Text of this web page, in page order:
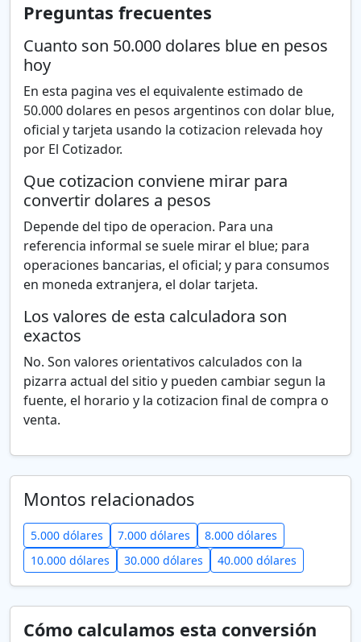
Preguntas frecuentes
Cuanto son 50.000 dolares blue en pesos
hoy
En esta pagina ves el equivalente estimado de
50.000 dolares en pesos argentinos con dolar blue,
oficial y tarjeta usando la cotizacion relevada hoy
por El Cotizador.
Que cotizacion conviene mirar para
convertir dolares a pesos
Depende del tipo de operacion. Para una
referencia informal se suele mirar el blue; para
operaciones bancarias, el oficial; y para consumos
en moneda extranjera, el dolar tarjeta.
Los valores de esta calculadora son
exactos
No. Son valores orientativos calculados con la
pizarra actual del sitio y pueden cambiar segun la
fuente, el horario y la cotizacion final de compra o
venta.
Montos relacionados
5.000 dólares 7.000 dólares
8.000 dólares
10.000 dólares
30.000 dólares 40.000 dólares
Cómo calculamos esta conversión